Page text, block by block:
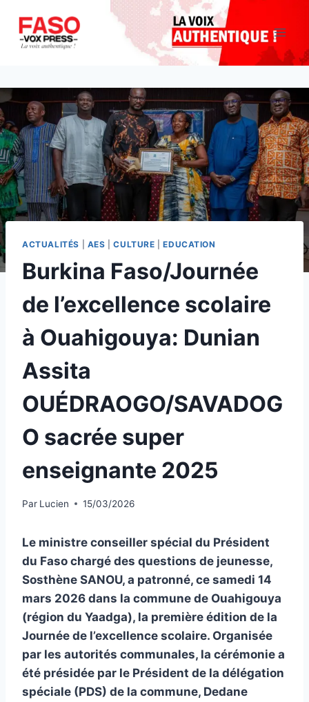
contenu
ACTUALITÉS AES |CULTURE |EDUCATION
Burkina Faso/Journée
de l’excellence scolaire
à Ouahigouya: Dunian
Assita
OUÉDRAOGO/SAVADOG
O sacrée super
enseignante 2025
Par Lucien 15/03/2026
Le ministre conseiller spécial du Président
du Faso chargé des questions de jeunesse,
Sosthène SANOU, a patronné, ce samedi 14
mars 2026 dans la commune de Ouahigouya
(région du Yaadga), la première édition de la
Journée de l’excellence scolaire. Organisée
par les autorités communales, la cérémonie a
été présidée par le Président de la délégation
spéciale (PDS) de la commune, Dedane